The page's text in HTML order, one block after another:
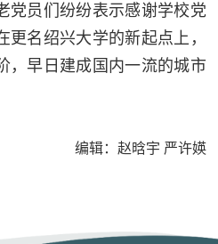
党员们纷纷表示感谢学校党
名绍兴大学的新起点上，
，早日建成国内一流的城市
编辑：赵晗宇 严许媖